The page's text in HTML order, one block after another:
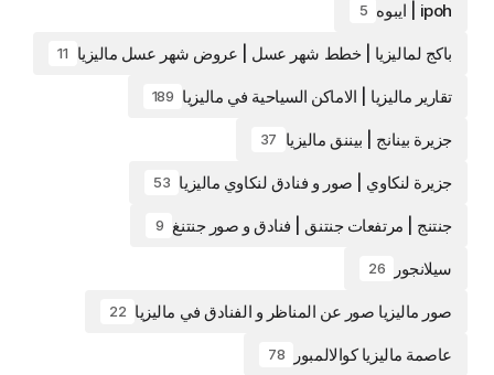
5
باكج لماليزيا | خطط شهر عسل | عروض شهر عسل ماليزيا 11
تقارير ماليزيا | الاماكن السياحية في ماليزيا 189
جزيرة بينانج | بيننق ماليزيا 37
جزيرة لنكاوي | صور و فنادق لنكاوي ماليزيا 53
جنتنج | مرتفعات جنتنق | فنادق و صور جنتنغ 9
سيلانجور 26
صور ماليزيا صور عن المناظر و الفنادق في ماليزيا 22
عاصمة ماليزيا كوالالمبور 78